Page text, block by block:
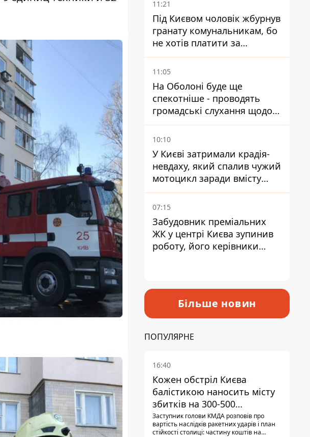
11:21
Під Києвом чоловік жбурнув
гранату комунальникам, бо
не хотів платити за
квитанціями
11:05
На Оболоні буде ще
спекотніше - проводять
громадські слухання щодо
храму УГКЦ на Північній
10:10
У Києві затримали крадія-
невдаху, який спалив чужий
мотоцикл заради вмісту
багажника
07:15
Забудовник преміальних
ЖК у центрі Києва зупинив
роботу, його керівники
Більше новин
ПОПУЛЯРНЕ
16:40
Кожен обстріл Києва
балістикою наносить місту
збитків на 300-500
мільйонів - Петро
Пантелеєв
Заступник голови КМДА розповів про
вартість наслідків ракетних ударів і план
стійкості столиці: частину коштів на